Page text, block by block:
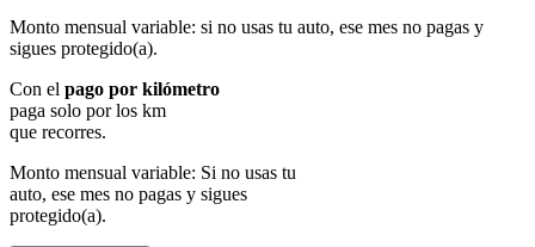
Monto mensual variable: si no usas tu auto, ese mes no pagas y
sigues protegido(a).
Con el pago por kilómetro
paga solo por los km
que recorres.
Monto mensual variable: Si no usas tu
auto, ese mes no pagas y sigues
protegido(a).